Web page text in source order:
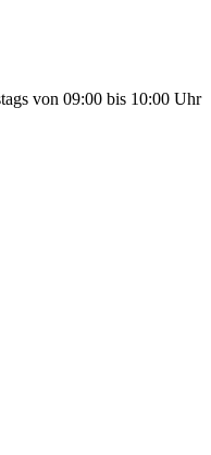
von 09:00 bis 10:00 Uhr